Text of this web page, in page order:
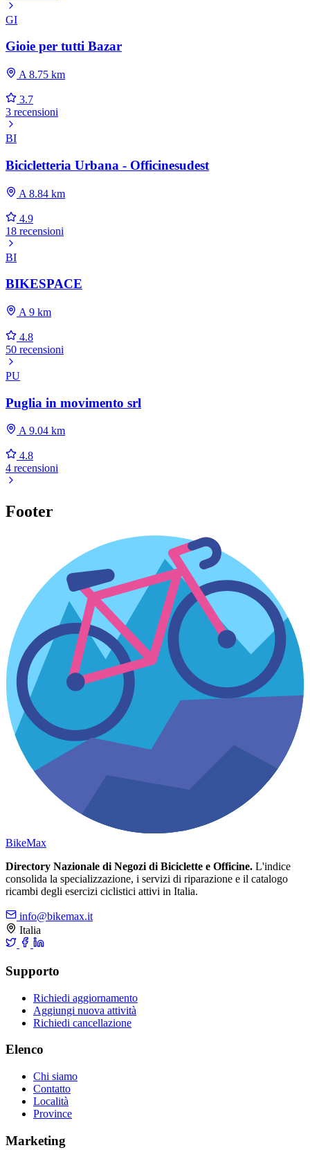
GI
Gioie per tutti Bazar
A 8.75 km
3.7
3 recensioni
BI
Bicicletteria Urbana - Officinesudest
A 8.84 km
4.9
18 recensioni
BI
BIKESPACE
A 9 km
4.8
50 recensioni
PU
Puglia in movimento srl
A 9.04 km
4.8
4 recensioni
Footer
BikeMax
Directory Nazionale di Negozi di Biciclette e Officine. L'indice
consolida la specializzazione, i servizi di riparazione e il catalogo
ricambi degli esercizi ciclistici attivi in Italia.
info@bikemax.it
Italia
Supporto
Richiedi aggiornamento
Aggiungi nuova attività
Richiedi cancellazione
Elenco
Chi siamo
Contatto
Località
Province
Marketing